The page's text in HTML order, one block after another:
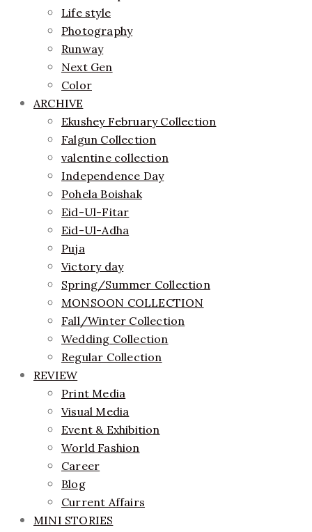
Life style
Photography
Runway
Next Gen
Color
ARCHIVE
Ekushey February Collection
Falgun Collection
valentine collection
Independence Day
Pohela Boishak
Eid-Ul-Fitar
Eid-Ul-Adha
Puja
Victory day
Spring/Summer Collection
MONSOON COLLECTION
Fall/Winter Collection
Wedding Collection
Regular Collection
REVIEW
Print Media
Visual Media
Event & Exhibition
World Fashion
Career
Blog
Current Affairs
MINI STORIES